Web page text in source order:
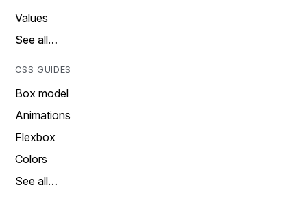
Values
See all…
CSS GUIDES
Box model
Animations
Flexbox
Colors
See all…